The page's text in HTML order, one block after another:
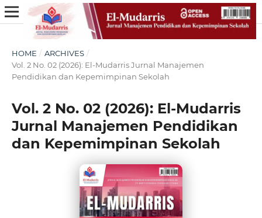
HOME / ARCHIVES /
Vol. 2 No. 02 (2026): El-Mudarris Jurnal Manajemen
Pendidikan dan Kepemimpinan Sekolah
Vol. 2 No. 02 (2026): El-Mudarris
Jurnal Manajemen Pendidikan
dan Kepemimpinan Sekolah